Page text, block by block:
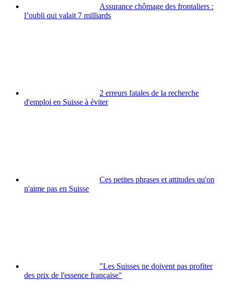
Assurance chômage des frontaliers :
l’oubli qui valait 7 milliards
2 erreurs fatales de la recherche
d'emploi en Suisse à éviter
Ces petites phrases et attitudes qu'on
n'aime pas en Suisse
"Les Suisses ne doivent pas profiter
des prix de l'essence française"